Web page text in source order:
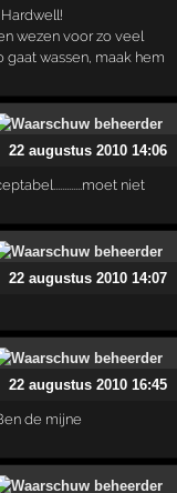
wezen voor zo veel
gaat wassen, maak hem
22 augustus 2010 14:06
niet
22 augustus 2010 14:07
22 augustus 2010 16:45
de mijne